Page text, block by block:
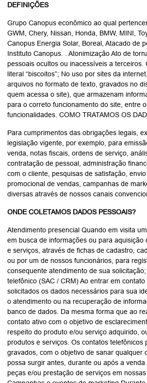
DEFINIÇÕES
Grupo Canopus econômico ao qual
GWM, Chery, Nissan, Honda, BMW, MINI,
Canopus Energia Solar, Boreal, Atacado de
Instituto Canopus. . Atonimização Ato de
pessoais ocultos ou inacessíveis a terceiros.
literal “biscoitos”; No uso por sites da
arquivos no formato de texto, gravados no
quem acessa o site), que armazenam
para o correto funcionamento do site, entre
funcionalidades. COMO TRATAMOS OS
Para cumprimentos das obrigações legais,
legislação vigente, por exemplo, para
venda, notas fiscais, ordens de serviço,
contratação de pessoal, administração
com o cliente, pesquisas de satisfação,
promocional de vendas, campanhas de
diversas através de nossos canais
ONDE COLETAMOS DADOS PESSOAIS?
Atendimento presencial Quando em visita
em busca de informações ou para aquisição
e serviços, através de fichas de cadastro,
ou por um de nossos funcionários, para
consequente atendimento de sua
telefônico (SAC / CRM) Ao entrar em
solicitados os dados necessários para sua
o atendimento ou na recuperação de
banco de dados. Da mesma forma que ao
contato ativo com o objetivo de
respeito do produto e/ou serviço adquirido,
produtos e serviços. Os contatos telefônicos
gravados, com o objetivo de sanar qualquer
possa surgir antes, durante ou após a
peças e/ou prestação de serviços em nossas